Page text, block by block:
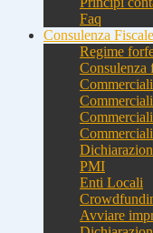
Faq
Consulenza Fiscale
Regime
Consulenza
PMI
Enti Locali
Avviare